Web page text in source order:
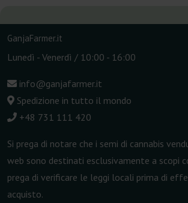
GanjaFarmer.it
Lunedì - Venerdì / 10:00 - 16:00
info@ganjafarmer.it
Spedizione in tutto il mondo
+48 731 111 420
Si prega di notare che i semi di cannabis
web sono destinati esclusivamente a scopi
prega di verificare le leggi locali prima di
acquisto.